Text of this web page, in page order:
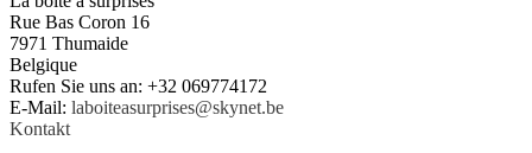
Rue Bas Coron 16
7971 Thumaide
Belgique
Rufen Sie uns an: +32 069774172
E-Mail: laboiteasurprises@skynet.be
Kontakt